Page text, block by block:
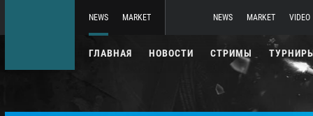
NEWS MARKET NEWS MARKET VIDEO
ГЛАВНАЯ НОВОСТИ СТРИМЫ